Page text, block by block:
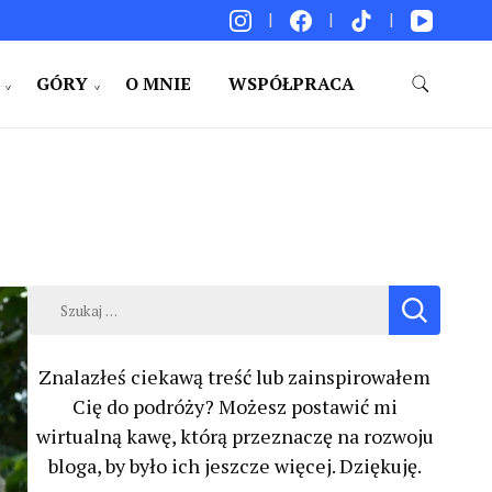
GÓRY O MNIE WSPÓŁPRACA
Szukaj:
Znalazłeś ciekawą treść lub zainspirowałem
Cię do podróży? Możesz postawić mi
wirtualną kawę, którą przeznaczę na rozwoju
bloga, by było ich jeszcze więcej. Dziękuję.